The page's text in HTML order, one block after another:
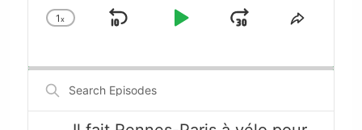
Change
1x
Skip
Play
JumpShare
Search
Episodes